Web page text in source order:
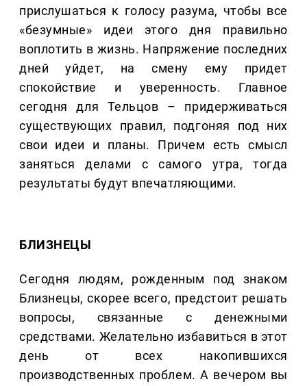
прислушаться к голосу разума, чтобы все
«безумные» идеи этого дня правильно
воплотить в жизнь. Напряжение последних
дней уйдет, на смену ему придет
спокойствие и уверенность. Главное
сегодня для Тельцов – придерживаться
существующих правил, подгоняя под них
свои идеи и планы. Причем есть смысл
заняться делами с самого утра, тогда
результаты будут впечатляющими.
БЛИЗНЕЦЫ
Сегодня людям, рожденным под знаком
Близнецы, скорее всего, предстоит решать
вопросы, связанные с денежными
средствами. Желательно избавиться в этот
день от всех накопившихся
производственных проблем. А вечером вы